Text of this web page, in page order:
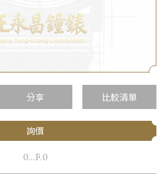
分享 比較清單
詢價
0...F.0